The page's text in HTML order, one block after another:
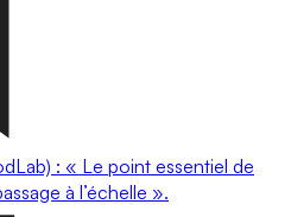
: « Le point essentiel de
à l’échelle ».